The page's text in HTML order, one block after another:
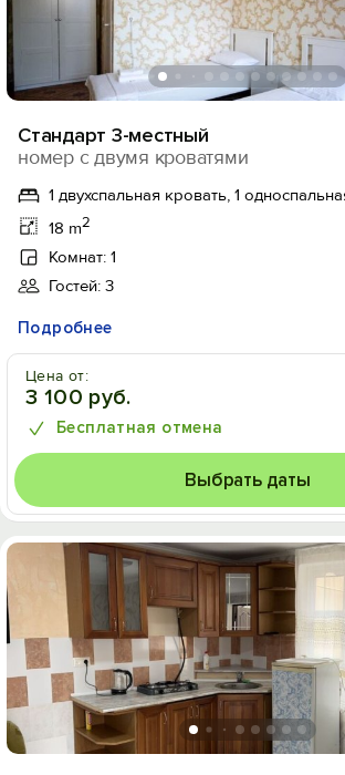
Стандарт 3-местный
номер с двумя кроватями
1 двухспальная кровать, 1
18 m2
Комнат: 1
Гостей: 3
Подробнее
Цена от:
3 100 руб.
Бесплатная отмена
Выбрать даты